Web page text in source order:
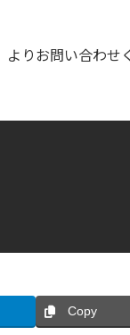
よりお問い合わせ
Copy